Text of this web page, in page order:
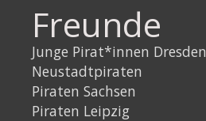
Freunde
Junge Pirat*innen Dresden
Neustadtpiraten
Piraten Sachsen
Piraten Leipzig